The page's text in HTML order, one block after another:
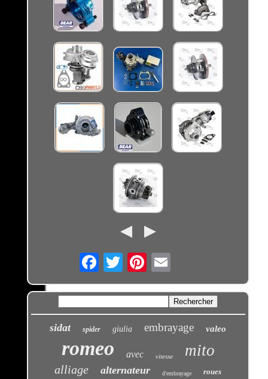
Email
sidat spider giulia embrayage valeo
romeo avec vitesse mito
alliage alternateur d'embrayage roues